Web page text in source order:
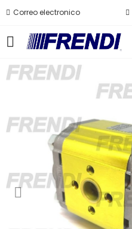
Correo electronico